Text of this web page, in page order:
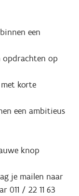
een
opdrachten op
korte
een ambitieus
knop
je mailen naar
011 / 22 11 63